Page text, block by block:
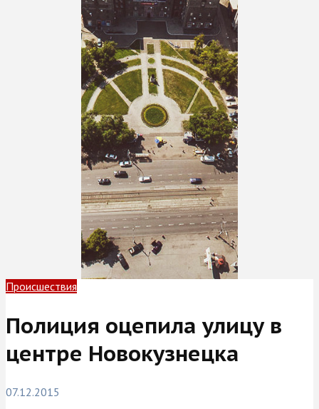
Происшествия
Полиция оцепила улицу в
центре Новокузнецка
07.12.2015